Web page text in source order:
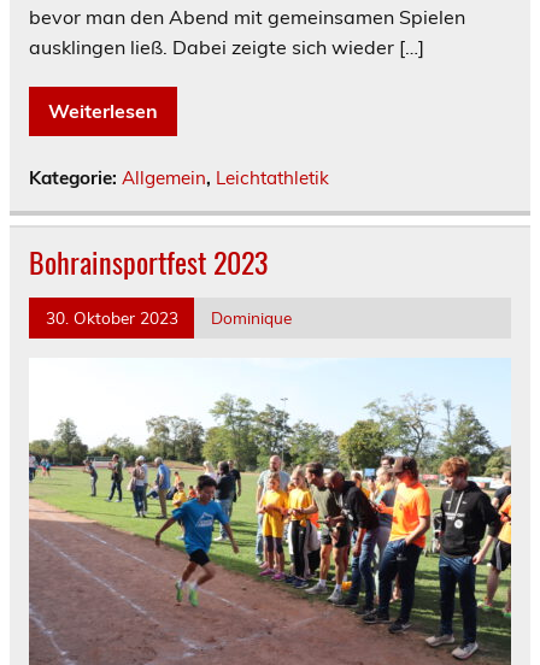
bevor man den Abend mit gemeinsamen Spielen
ausklingen ließ. Dabei zeigte sich wieder […]
Weiterlesen
Kategorie: Allgemein, Leichtathletik
Bohrainsportfest 2023
30. Oktober 2023 Dominique